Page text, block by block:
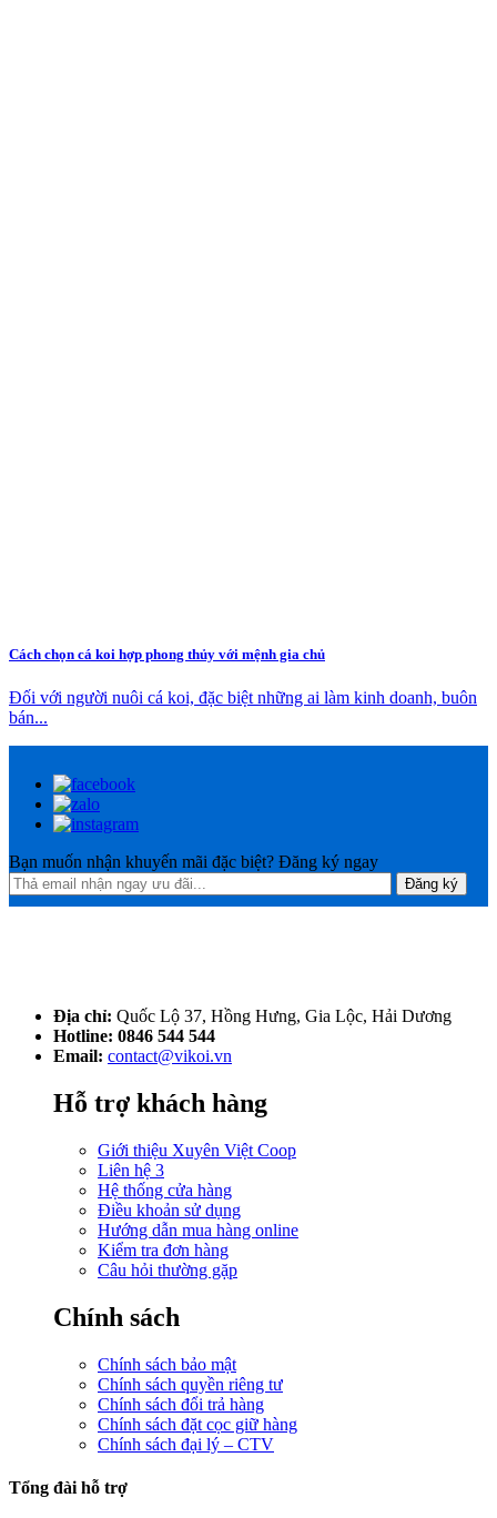
Cách chọn cá koi hợp phong thủy với mệnh gia chủ
Đối với người nuôi cá koi, đặc biệt những ai làm kinh doanh, buôn
bán...
Bạn muốn nhận khuyến mãi đặc biệt? Đăng ký ngay
Địa chỉ: Quốc Lộ 37, Hồng Hưng, Gia Lộc, Hải Dương
Hotline: 0846 544 544
Email: contact@vikoi.vn
Hỗ trợ khách hàng
Giới thiệu Xuyên Việt Coop
Liên hệ 3
Hệ thống cửa hàng
Điều khoản sử dụng
Hướng dẫn mua hàng online
Kiểm tra đơn hàng
Câu hỏi thường gặp
Chính sách
Chính sách bảo mật
Chính sách quyền riêng tư
Chính sách đổi trả hàng
Chính sách đặt cọc giữ hàng
Chính sách đại lý – CTV
Tổng đài hỗ trợ